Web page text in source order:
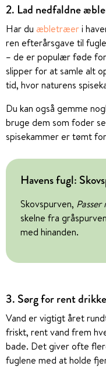
2. Lad nedfaldne
Har du æbletræeri
ren efterårsgave til
– de er populær føde
slipper for at samle alt
tid, hvor naturens
Du kan også gemme
bruge dem som foder
spisekammer er tømt for
Havens fugl:
Skovspurven,
skelne fra
med hinanden.
3. Sørg for rent
Vand er vigtigt året
friskt, rent vand frem
bade. Det giver ofte
fuglene med at holde